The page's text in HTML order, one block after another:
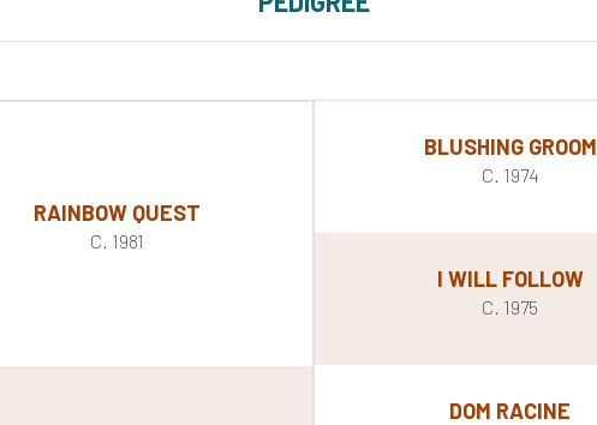
RAINBOW QUEST
C. 1981
BLUSHING GROOM
C. 1974
I WILL FOLLOW
C. 1975
DOM RACINE